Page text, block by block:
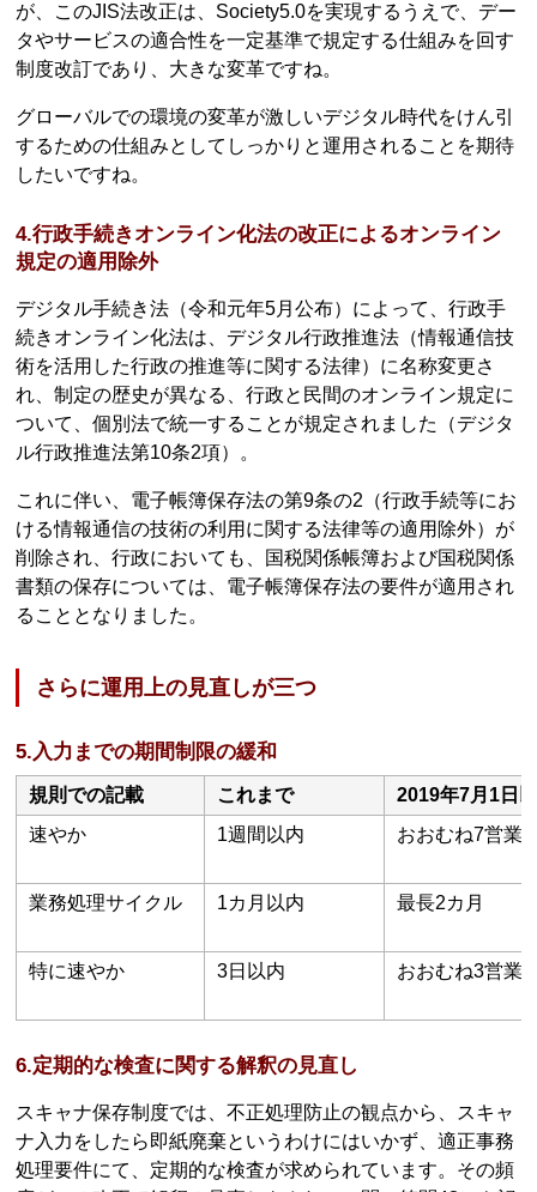
が、このJIS法改正は、Society5.0を実現するうえで、デー
タやサービスの適合性を一定基準で規定する仕組みを回す
制度改訂であり、大きな変革ですね。
グローバルでの環境の変革が激しいデジタル時代をけん引
するための仕組みとしてしっかりと運用されることを期待
したいですね。
4.行政手続きオンライン化法の改正によるオンライン
規定の適用除外
デジタル手続き法（令和元年5月公布）によって、行政手
続きオンライン化法は、デジタル行政推進法（情報通信技
術を活用した行政の推進等に関する法律）に名称変更さ
れ、制定の歴史が異なる、行政と民間のオンライン規定に
ついて、個別法で統一することが規定されました（デジタ
ル行政推進法第10条2項）。
これに伴い、電子帳簿保存法の第9条の2（行政手続等にお
ける情報通信の技術の利用に関する法律等の適用除外）が
削除され、行政においても、国税関係帳簿および国税関係
書類の保存については、電子帳簿保存法の要件が適用され
ることとなりました。
さらに運用上の見直しが三つ
5.入力までの期間制限の緩和
規則での記載 これまで
2019年7月1日
速やか
1週間以内 おおむね7営業
業務処理サイクル 1カ月以内 最長2カ月
特に速やか 3日以内 おおむね3営業
6.定期的な検査に関する解釈の見直し
スキャナ保存制度では、不正処理防止の観点から、スキャ
ナ入力をしたら即紙廃棄というわけにはいかず、適正事務
処理要件にて、定期的な検査が求められています。その頻